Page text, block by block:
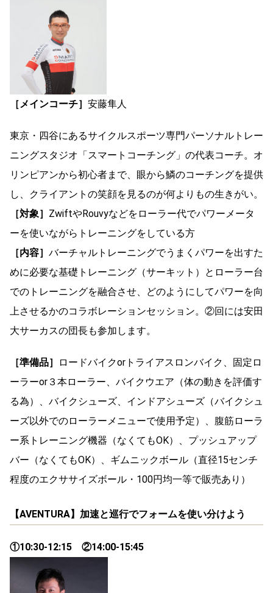
［メインコーチ］ 安藤隼人
東京・四谷にあるサイクルスポーツ専門パーソナルトレー
ニングスタジオ「スマートコーチング」の代表コーチ。オ
リンピアンから初心者まで、眼から鱗のコーチングを提供
し、クライアントの笑顔を見るのが何よりもの生きがい。
［対象］ ZwiftやRouvyなどをローラー代でパワーメータ
ーを使いながらトレーニングをしている方
［内容］ バーチャルトレーニングでうまくパワーを出すた
めに必要な基礎トレーニング（サーキット）とローラー台
でのトレーニングを融合させ、どのようにしてパワーを向
上させるかのコラボレーションセッション。②回には安田
大サーカスの団長も参加します。
［準備品］
ロードバイクorトライアスロンバイク、固定ロ
ーラーor３本ローラー、バイクウエア（体の動きを評価す
る為）、バイクシューズ、インドアシューズ（バイクシュ
ーズ以外でのローラーメニューで使用予定）、腹筋ローラ
ー系トレーニング機器（なくてもOK）、プッシュアップ
バー（なくてもOK）、ギムニックボール（直径15センチ
程度のエクササイズボール・100円均一等で販売あり）
【AVENTURA】加速と巡行でフォームを使い分けよう
①10:30-12:15 ②14:00-15:45